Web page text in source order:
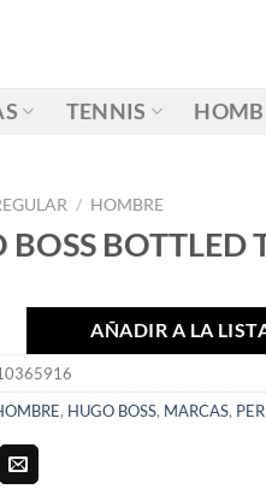
TENNIS
/ HOMBRE
BOSS BOTTLED
AÑADIR A LA
, HUGO BOSS, MARCAS,